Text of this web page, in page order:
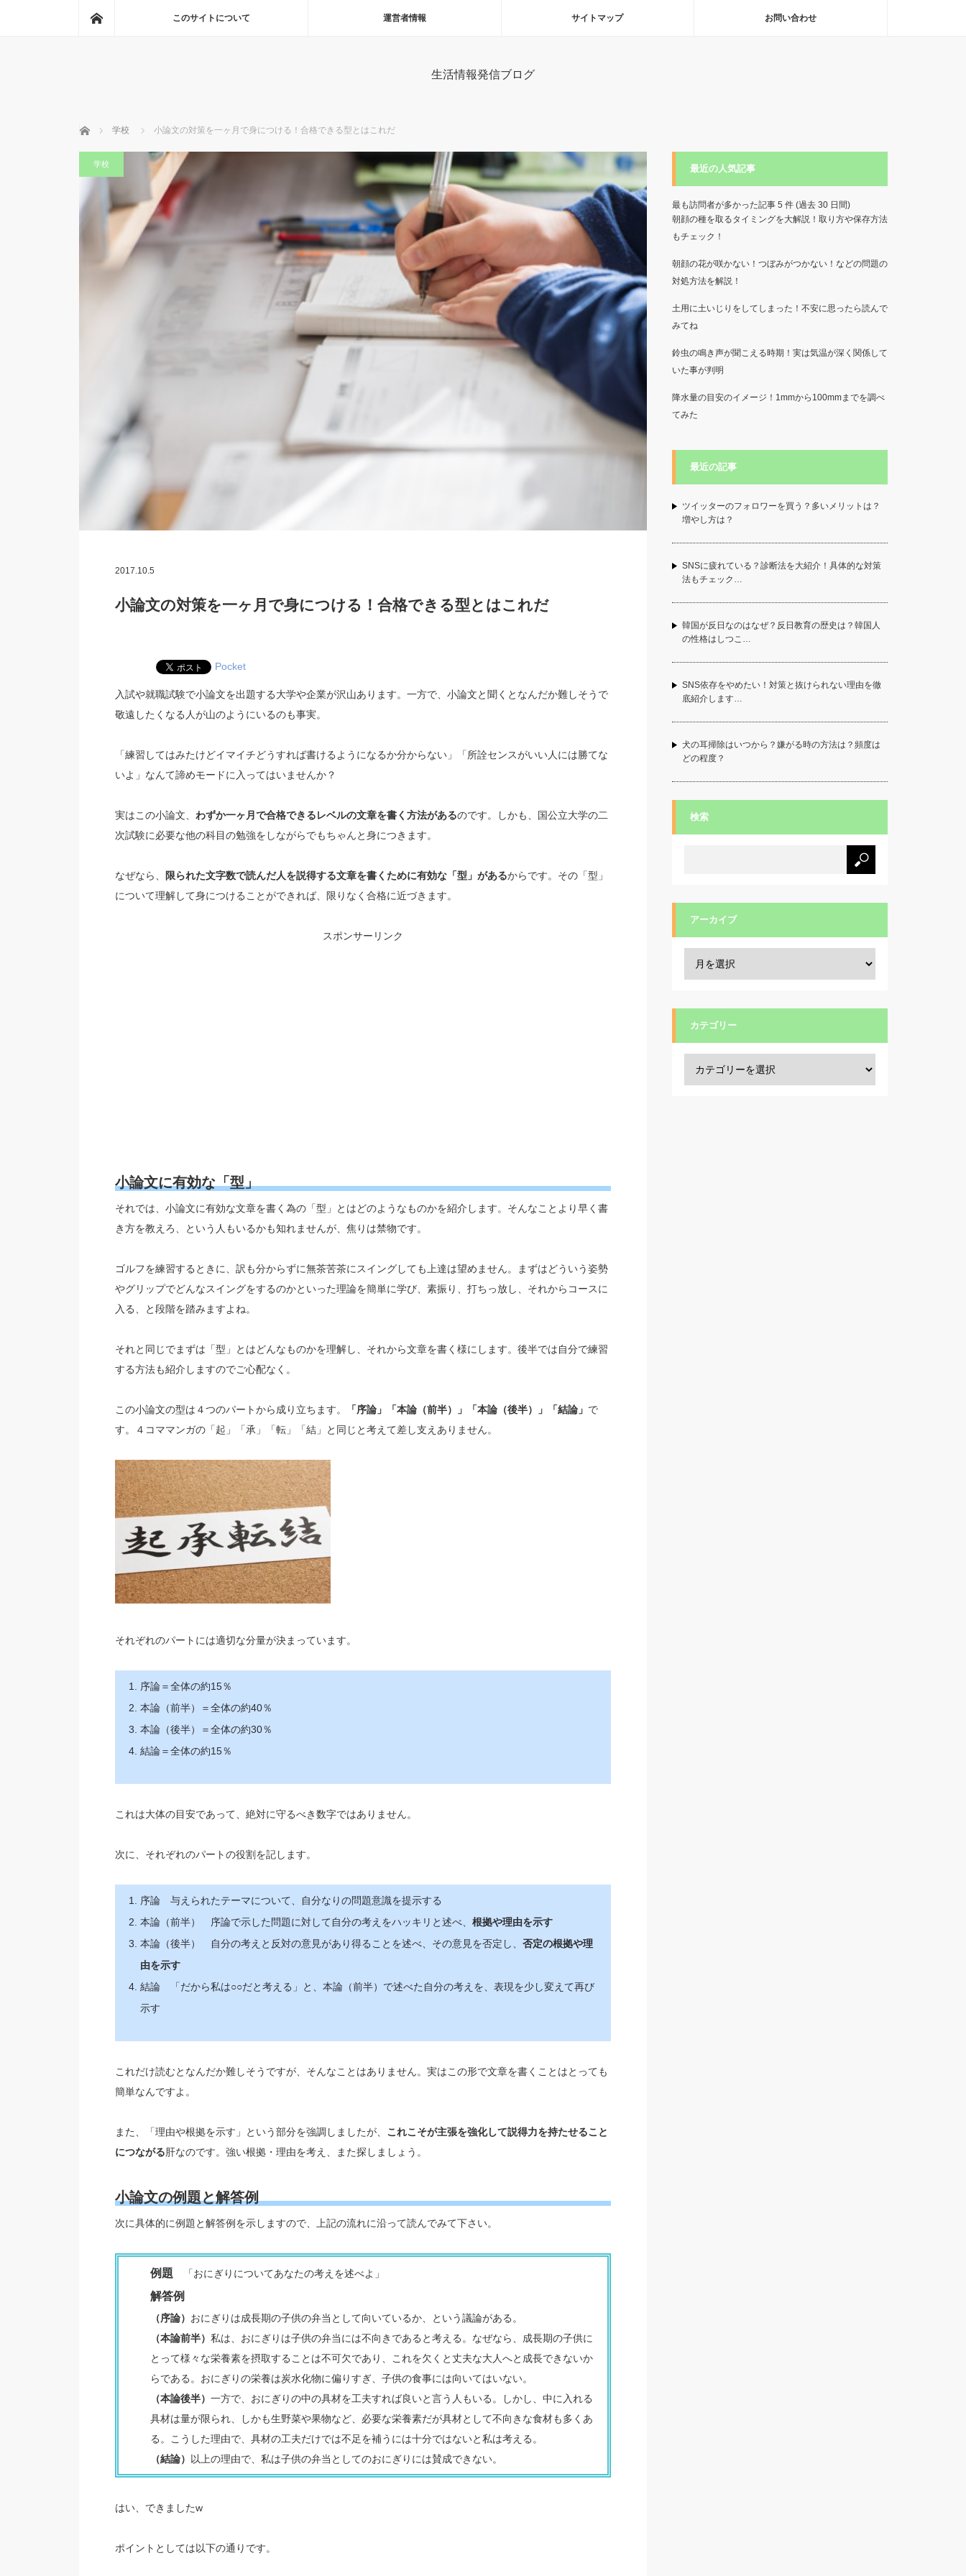
このサイトについて 運営者情報 サイトマップ お問い合わせ
生活情報発信ブログ
ホーム 学校 小論文の対策を一ヶ月で身につける！合格できる型とはこれだ
学校
2017.10.5
小論文の対策を一ヶ月で身につける！合格できる型とはこれだ
Pocket
入試や就職試験で小論文を出題する大学や企業が沢山あります。一方で、小論文と聞くとなんだか難しそうで
敬遠したくなる人が山のようにいるのも事実。
「練習してはみたけどイマイチどうすれば書けるようになるか分からない」「所詮センスがいい人には勝てな
いよ」なんて諦めモードに入ってはいませんか？
実はこの小論文、 わずか一ヶ月で合格できるレベルの文章を書く方法があるのです。しかも、国公立大学の二
次試験に必要な他の科目の勉強をしながらでもちゃんと身につきます。
なぜなら、 限られた文字数で読んだ人を説得する文章を書くために有効な「型」があるからです。その「型」
について理解して身につけることができれば、限りなく合格に近づきます。
スポンサーリンク
小論文に有効な「型」
それでは、小論文に有効な文章を書く為の「型」とはどのようなものかを紹介します。そんなことより早く書
き方を教えろ、という人もいるかも知れませんが、焦りは禁物です。
ゴルフを練習するときに、訳も分からずに無茶苦茶にスイングしても上達は望めません。まずはどういう姿勢
やグリップでどんなスイングをするのかといった理論を簡単に学び、素振り、打ちっ放し、それからコースに
入る、と段階を踏みますよね。
それと同じでまずは「型」とはどんなものかを理解し、それから文章を書く様にします。後半では自分で練習
する方法も紹介しますのでご心配なく。
この小論文の型は４つのパートから成り立ちます。 「序論」「本論（前半）」「本論（後半）」「結論」 で
す。４コママンガの「起」「承」「転」「結」と同じと考えて差し支えありません。
それぞれのパートには適切な分量が決まっています。
序論＝全体の約15％
本論（前半）＝全体の約40％
本論（後半）＝全体の約30％
結論＝全体の約15％
これは大体の目安であって、絶対に守るべき数字ではありません。
次に、それぞれのパートの役割を記します。
序論 与えられたテーマについて、自分なりの問題意識を提示する
本論（前半） 序論で示した問題に対して自分の考えをハッキリと述べ、 根拠や理由を示す
本論（後半） 自分の考えと反対の意見があり得ることを述べ、その意見を否定し、 否定の根拠や理
由を示す
結論 「だから私は○○だと考える」と、本論（前半）で述べた自分の考えを、表現を少し変えて再び
示す
これだけ読むとなんだか難しそうですが、そんなことはありません。実はこの形で文章を書くことはとっても
簡単なんですよ。
また、「理由や根拠を示す」という部分を強調しましたが、 これこそが主張を強化して説得力を持たせること
につながる肝なのです。強い根拠・理由を考え、また探しましょう。
小論文の例題と解答例
次に具体的に例題と解答例を示しますので、上記の流れに沿って読んでみて下さい。
例題 「おにぎりについてあなたの考えを述べよ」
解答例
（序論） おにぎりは成長期の子供の弁当として向いているか、という議論がある。
（本論前半） 私は、おにぎりは子供の弁当には不向きであると考える。なぜなら、成長期の子供に
とって様々な栄養素を摂取することは不可欠であり、これを欠くと丈夫な大人へと成長できないか
らである。おにぎりの栄養は炭水化物に偏りすぎ、子供の食事には向いてはいない。
（本論後半） 一方で、おにぎりの中の具材を工夫すれば良いと言う人もいる。しかし、中に入れる
具材は量が限られ、しかも生野菜や果物など、必要な栄養素だが具材として不向きな食材も多くあ
る。こうした理由で、具材の工夫だけでは不足を補うには十分ではないと私は考える。
（結論）
以上の理由で、私は子供の弁当としてのおにぎりには賛成できない。
はい、できましたw
ポイントとしては以下の通りです。
最近の人気記事
最も訪問者が多かった記事 5 件 (過去 30 日間)
朝顔の種を取るタイミングを大解説！取り方や保存方法
もチェック！
朝顔の花が咲かない！つぼみがつかない！などの問題の
対処方法を解説！
土用に土いじりをしてしまった！不安に思ったら読んで
みてね
鈴虫の鳴き声が聞こえる時期！実は気温が深く関係して
いた事が判明
降水量の目安のイメージ！1mmから100mmまでを調べ
てみた
最近の記事
ツイッターのフォロワーを買う？多いメリットは？
増やし方は？
SNSに疲れている？診断法を大紹介！具体的な対策
法もチェック…
韓国が反日なのはなぜ？反日教育の歴史は？韓国人
の性格はしつこ…
SNS依存をやめたい！対策と抜けられない理由を徹
底紹介します…
犬の耳掃除はいつから？嫌がる時の方法は？頻度は
どの程度？
検索
アーカイブ
カテゴリー